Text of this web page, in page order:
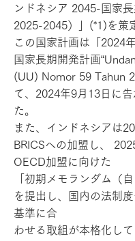
ンドネシア 2045-国家
2025-2045）」(*1)を策
この国家計画は「2024
国家長期開発計画
(UU) Nomor 59 Tahun
て、2024年9月13日に
た。
また、インドネシアは
BRICSへの加盟し、
OECD加盟に向けた
「初期メモランダム（
を提出し、国内の法制
基準に合
わせる取組が本格化して